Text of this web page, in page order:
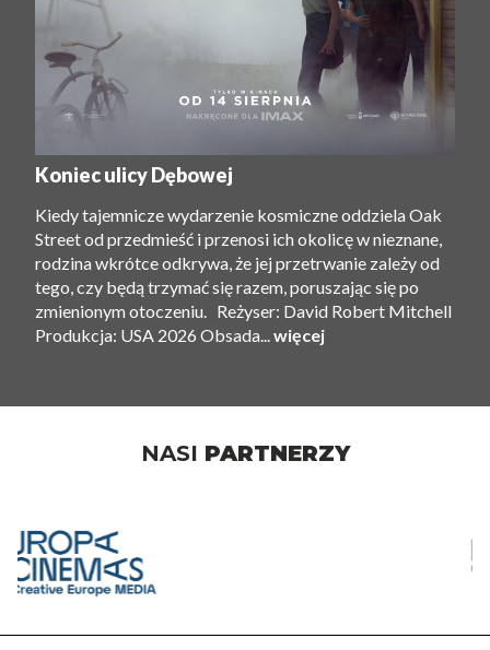
Koniec ulicy Dębowej
Kiedy tajemnicze wydarzenie kosmiczne oddziela Oak
Street od przedmieść i przenosi ich okolicę w nieznane,
rodzina wkrótce odkrywa, że ​​jej przetrwanie zależy od
tego, czy będą trzymać się razem, poruszając się po
zmienionym otoczeniu. Reżyser: David Robert Mitchell
Produkcja: USA 2026 Obsada...więcej
NASI PARTNERZY